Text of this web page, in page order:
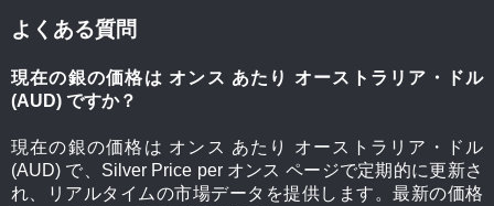
よくある質問
現在の銀の価格は オンス あたり オーストラリア・ドル
(AUD) ですか？
現在の銀の価格は オンス あたり オーストラリア・ドル
(AUD) で、Silver Price per オンス ページで定期的に更新さ
れ、リアルタイムの市場データを提供します。最新の価格